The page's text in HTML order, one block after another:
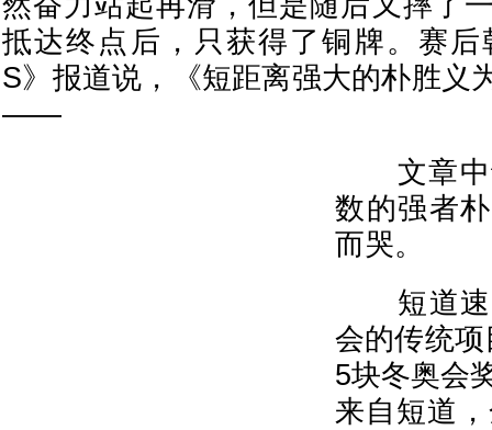
抵达终点后，只获得了铜牌。赛后
S》报道说，《短距离强大的朴胜义
——
文章中
数的强者
而哭。
短道速
会的传统
5块冬奥会
来自短道